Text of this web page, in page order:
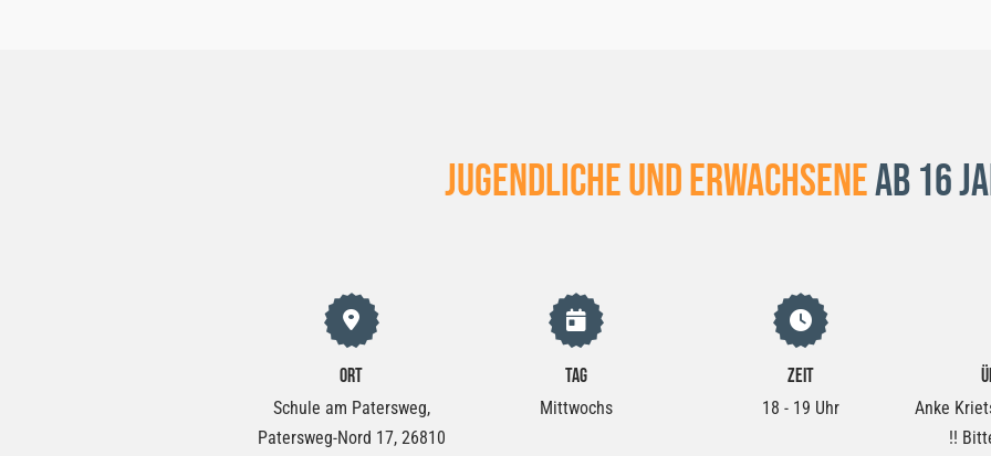
Jugendliche und Erwachseneab 16
Ort
Schule am Patersweg,
Patersweg-Nord 17, 26810
Tag
Mittwochs
Zeit
18 - 19 Uhr
Anke
!!